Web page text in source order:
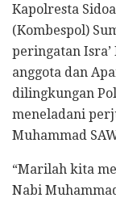
Kapolresta
(Kombespol)
peringatan
anggota dan
dilingkungan
meneladani
Muhammad
“Marilah kita
Nabi